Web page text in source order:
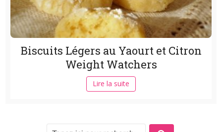
Biscuits Légers au Yaourt et Citron
Weight Watchers
Lire la suite